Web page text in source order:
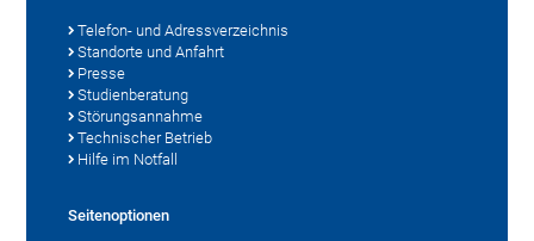
Telefon- und Adressverzeichnis
Standorte und Anfahrt
Presse
Studienberatung
Störungsannahme
Technischer Betrieb
Hilfe im Notfall
Seitenoptionen